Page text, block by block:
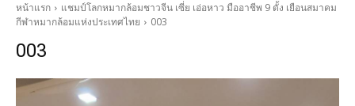
หน้าแรก
แชมป์โลกหมากล้อมชาวจีน ​เซี่ย เอ่อหาว มืออาชีพ 9 ดั้ง เยือนสมาคม
กีฬาหมากล้อมแห่งประเทศไทย
003
003